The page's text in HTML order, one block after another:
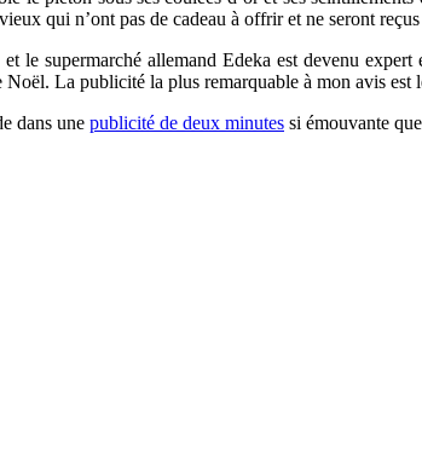
qui n’ont pas de cadeau à offrir et ne seront
le supermarché allemand Edeka est devenu
La publicité la plus remarquable à mon avis
dans une publicité de deux minutes si émouvante